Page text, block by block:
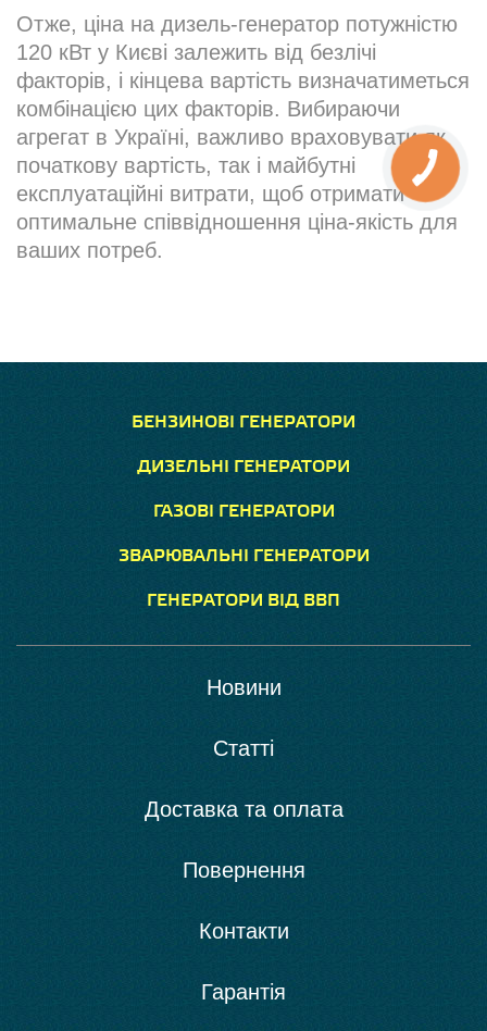
Отже, ціна на дизель-генератор потужністю
120 кВт у Києві залежить від безлічі
факторів, і кінцева вартість визначатиметься
комбінацією цих факторів. Вибираючи
агрегат в Україні, важливо враховувати як
початкову вартість, так і майбутні
експлуатаційні витрати, щоб отримати
оптимальне співвідношення ціна-якість для
ваших потреб.
БЕНЗИНОВІ ГЕНЕРАТОРИ
ДИЗЕЛЬНІ ГЕНЕРАТОРИ
ГАЗОВІ ГЕНЕРАТОРИ
ЗВАРЮВАЛЬНІ ГЕНЕРАТОРИ
ГЕНЕРАТОРИ ВІД ВВП
Новини
Статті
Доставка та оплата
Повернення
Контакти
Гарантія